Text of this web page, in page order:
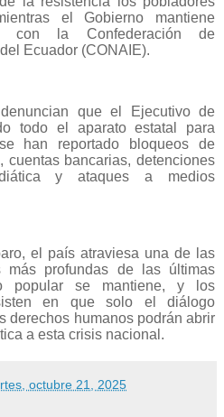
el Gobierno mantiene
con la Confederación de
Ecuador (CONAIE).
que el Ejecutivo de
todo el aparato estatal para
han reportado bloqueos de
cuentas bancarias, detenciones
y ataques a medios
el país atraviesa una de las
profundas de las últimas
popular se mantiene, y los
en que solo el diálogo
derechos humanos podrán abrir
a esta crisis nacional.
octubre 21, 2025